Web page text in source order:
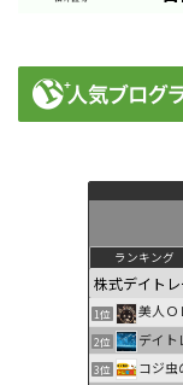
ランキング
1位 美人Ｏ
2位 デイト
3位 コジ虫